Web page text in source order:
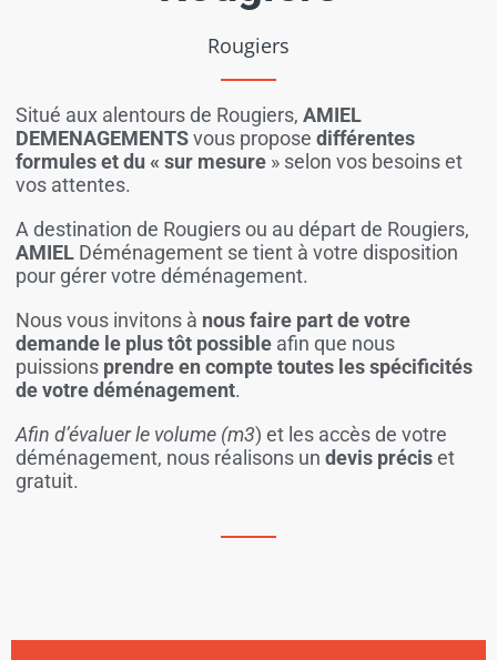
Rougiers
Situé aux alentours de Rougiers, AMIEL
DEMENAGEMENTSvous propose différentes
formules et du « sur mesure » selon vos besoins et
vos attentes.
A destination de Rougiers ou au départ de Rougiers,
AMIEL Déménagement se tient à votre disposition
pour gérer votre déménagement.
Nous vous invitons à nous faire part de votre
demande le plus tôt possible afin que nous
puissions prendre en compte toutes les spécificités
de votre déménagement.
Afin d’évaluer le volume (m3) et les accès de votre
déménagement, nous réalisons un devis préciset
gratuit.